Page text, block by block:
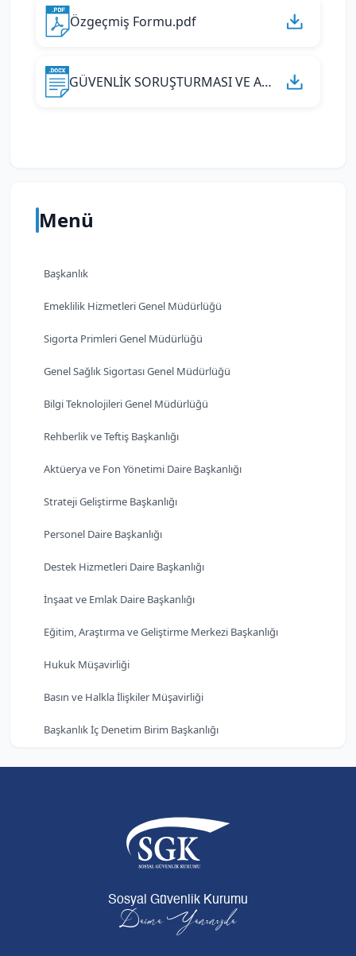
Menü
Başkanlık
Emeklilik Hizmetleri Genel Müdürlüğü
Sigorta Primleri Genel Müdürlüğü
Genel Sağlık Sigortası Genel Müdürlüğü
Bilgi Teknolojileri Genel Müdürlüğü
Rehberlik ve Teftiş Başkanlığı
Aktüerya ve Fon Yönetimi Daire Başkanlığı
Strateji Geliştirme Başkanlığı
Personel Daire Başkanlığı
Destek Hizmetleri Daire Başkanlığı
İnşaat ve Emlak Daire Başkanlığı
Eğitim, Araştırma ve Geliştirme Merkezi Başkanlığı
Hukuk Müşavirliği
Basın ve Halkla İlişkiler Müşavirliği
Başkanlık İç Denetim Birim Başkanlığı
Özgeçmiş Formu.pdf
GÜVENLİK SORUŞTURMASI VE ARŞİV ARAŞTIRMASI FORMU.docx
Sosyal Güvenlik Kurumu
Daima Yanınızda